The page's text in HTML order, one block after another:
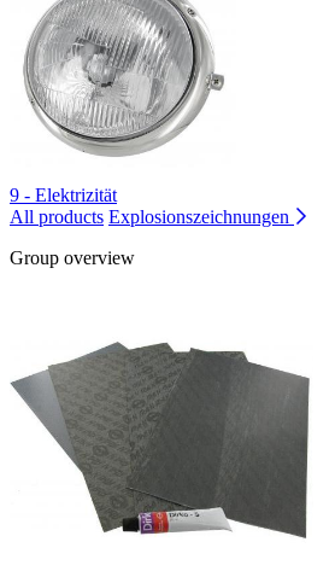
9 - Elektrizität
All products Explosionszeichnungen
Group overview